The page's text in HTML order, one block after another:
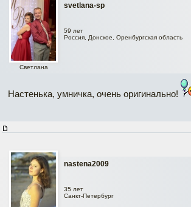
svetlana-sp
Светлана
59 лет
Россия, Донское, Оренбургская область
Настенька, умничка, очень оригинально!
nastena2009
35 лет
Санкт-Петербург